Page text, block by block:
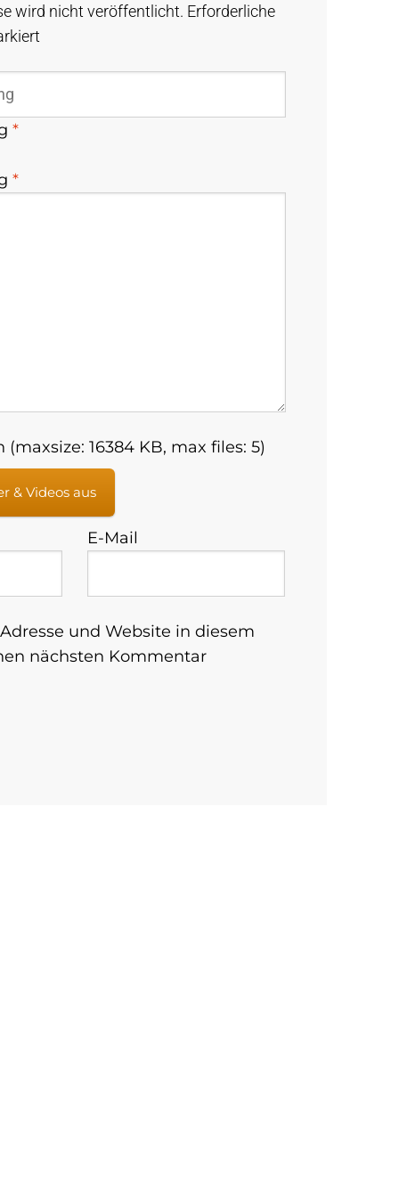
wird nicht veröffentlicht. Erforderliche
*
*
16384 KB, max files: 5)
& Videos aus
E-Mail
und Website in diesem
nächsten Kommentar